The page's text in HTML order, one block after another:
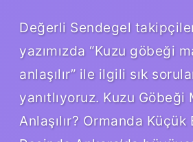
Değerli Sendegel
yazımızda “Kuzu göbeği
anlaşılır” ile ilgili sık
yanıtlıyoruz. Kuzu Göbeği
Anlaşılır? Ormanda Küçük